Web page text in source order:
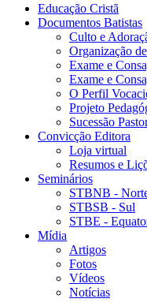
Educação Cristã
Documentos Batistas
Culto e
Organização
Exame e
Exame e
O Perfil
Projeto
Sucessão
Convicção Editora
Loja virtual
Resumos e
Seminários
STBNB -
STBSB - Sul
STBE -
Mídia
Artigos
Fotos
Vídeos
Notícias